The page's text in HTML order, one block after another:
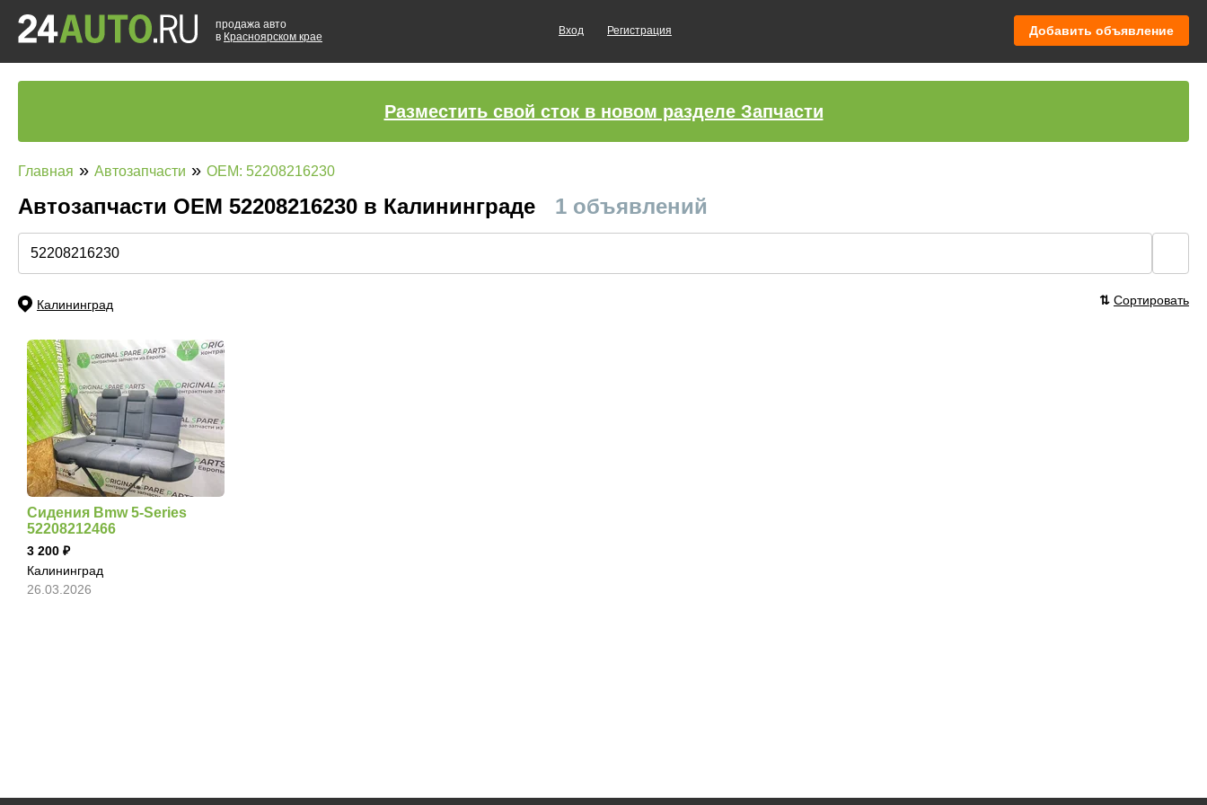
продажа авто
в Красноярском крае
Вход Регистрация Добавить объявление
Разместить свой сток в новом разделе Запчасти
Главная » Автозапчасти » OEM: 52208216230
Автозапчасти ОЕМ 52208216230 в Калининграде 1 объявлений
Калининград ⇅ Сортировать
Сидения Bmw 5-Series
52208212466
3 200
Калининград
26.03.2026